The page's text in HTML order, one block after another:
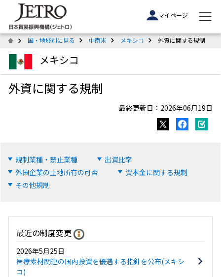
マイページ
国・地域別に見る 中南米 メキシコ 外資に関する規制
メキシコ
外資に関する規制
最終更新日：2026年06月19日
規制業種・禁止業種
出資比率
外国企業の土地所有の可否
資本金に関する規制
その他規制
最近の制度変更
2026年5月25日
医療素材関連の国内投資を優遇する指針を公布(メキシ
コ)